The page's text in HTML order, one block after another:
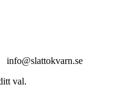
info@slattokvarn.se
val.